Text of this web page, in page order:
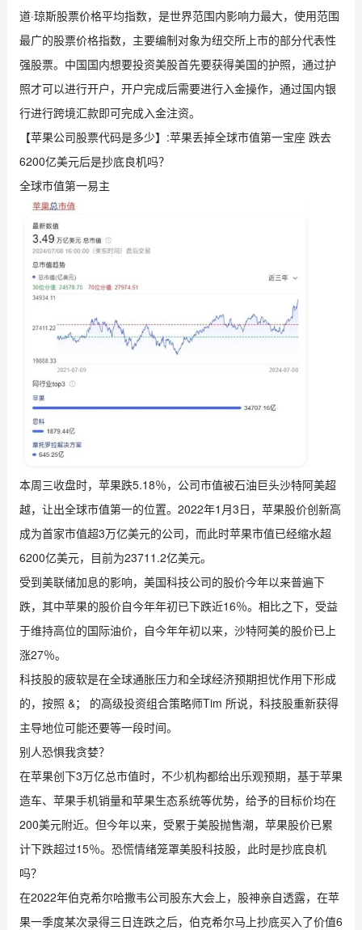
道·琼斯股票价格平均指数，是世界范围内影响力最大，使用范围
最广的股票价格指数，主要编制对象为纽交所上市的部分代表性
强股票。中国国内想要投资美股首先要获得美国的护照，通过护
照才可以进行开户，开户完成后需要进行入金操作，通过国内银
行进行跨境汇款即可完成入金注资。
【苹果公司股票代码是多少】:苹果丢掉全球市值第一宝座 跌去
6200亿美元后是抄底良机吗？
全球市值第一易主
本周三收盘时，苹果跌5.18％，公司市值被石油巨头沙特阿美超
越，让出全球市值第一的位置。2022年1月3日，苹果股价创新高
成为首家市值超3万亿美元的公司，而此时苹果市值已经缩水超
6200亿美元，目前为23711.2亿美元。
受到美联储加息的影响，美国科技公司的股价今年以来普遍下
跌，其中苹果的股价自今年年初已下跌近16％。相比之下，受益
于维持高位的国际油价，自今年年初以来，沙特阿美的股价已上
涨27％。
科技股的疲软是在全球通胀压力和全球经济预期担忧作用下形成
的，按照 &； 的高级投资组合策略师Tim 所说，科技股重新获得
主导地位可能还要等一段时间。
别人恐惧我贪婪？
在苹果创下3万亿总市值时，不少机构都给出乐观预期，基于苹果
造车、苹果手机销量和苹果生态系统等优势，给予的目标价均在
200美元附近。但今年以来，受累于美股抛售潮，苹果股价已累
计下跌超过15％。恐慌情绪笼罩美股科技股，此时是抄底良机
吗？
在2022年伯克希尔哈撒韦公司股东大会上，股神亲自透露，在苹
果一季度某次录得三日连跌之后，伯克希尔马上抄底买入了价值6